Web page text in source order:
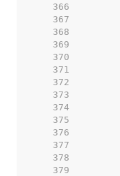
   366
   367
   368
   369
   370
   371
   372
   373
   374
   375
   376
   377
   378
   379